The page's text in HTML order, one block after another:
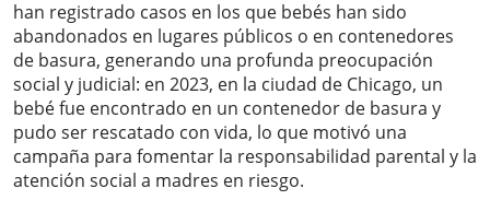
han registrado casos en los que bebés han sido
abandonados en lugares públicos o en contenedores
de basura, generando una profunda preocupación
social y judicial: en 2023, en la ciudad de Chicago, un
bebé fue encontrado en un contenedor de basura y
pudo ser rescatado con vida, lo que motivó una
campaña para fomentar la responsabilidad parental y la
atención social a madres en riesgo.